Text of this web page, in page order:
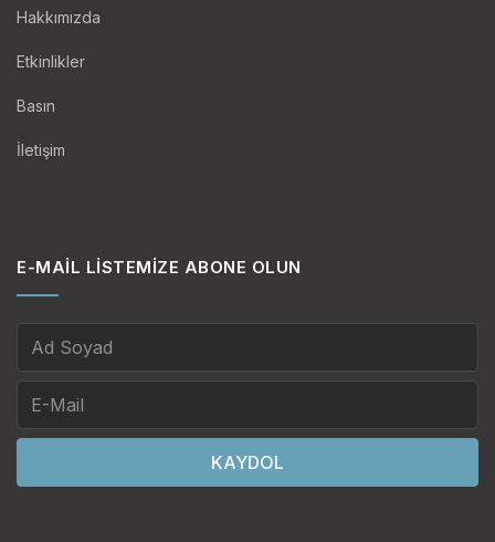
Hakkımızda
Etkinlikler
Basın
İletişim
E-MAIL LISTEMIZE ABONE OLUN
KAYDOL